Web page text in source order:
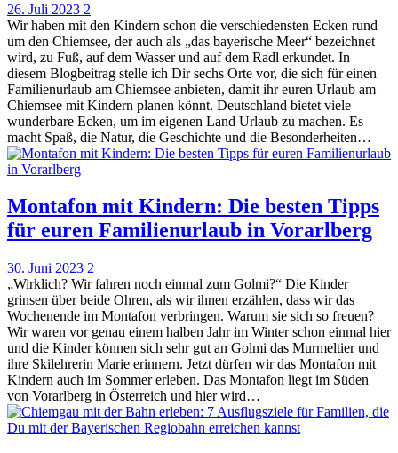
26. Juli 2023 2
Wir haben mit den Kindern schon die verschiedensten Ecken rund
um den Chiemsee, der auch als „das bayerische Meer“ bezeichnet
wird, zu Fuß, auf dem Wasser und auf dem Radl erkundet. In
diesem Blogbeitrag stelle ich Dir sechs Orte vor, die sich für einen
Familienurlaub am Chiemsee anbieten, damit ihr euren Urlaub am
Chiemsee mit Kindern planen könnt. Deutschland bietet viele
wunderbare Ecken, um im eigenen Land Urlaub zu machen. Es
macht Spaß, die Natur, die Geschichte und die Besonderheiten…
Montafon mit Kindern: Die besten Tipps
für euren Familienurlaub in Vorarlberg
30. Juni 2023 2
„Wirklich? Wir fahren noch einmal zum Golmi?“ Die Kinder
grinsen über beide Ohren, als wir ihnen erzählen, dass wir das
Wochenende im Montafon verbringen. Warum sie sich so freuen?
Wir waren vor genau einem halben Jahr im Winter schon einmal hier
und die Kinder können sich sehr gut an Golmi das Murmeltier und
ihre Skilehrerin Marie erinnern. Jetzt dürfen wir das Montafon mit
Kindern auch im Sommer erleben. Das Montafon liegt im Süden
von Vorarlberg in Österreich und hier wird…